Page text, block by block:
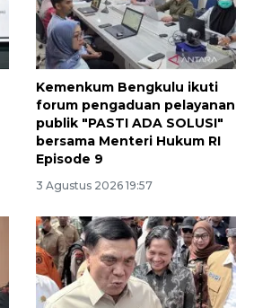
Kemenkum Bengkulu ikuti
forum pengaduan pelayanan
publik "PASTI ADA SOLUSI"
bersama Menteri Hukum RI
Episode 9
3 Agustus 2026 19:57
08-06 06:30:00